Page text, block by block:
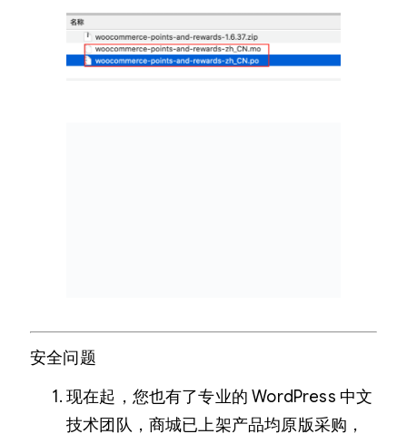
安全问题
现在起，您也有了专业的 WordPress 中文
技术团队，商城已上架产品均原版采购，